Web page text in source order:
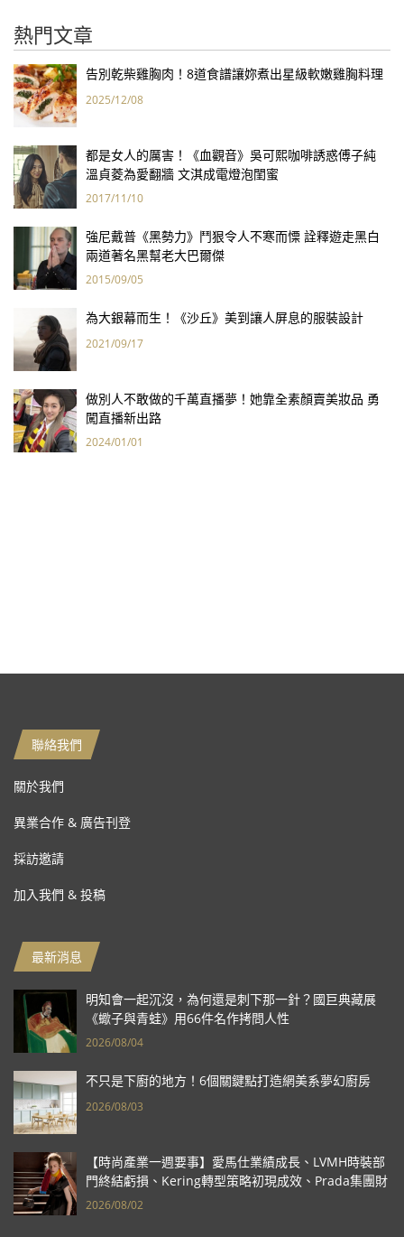
熱門文章
告別乾柴雞胸肉！8道食譜讓妳煮出星級軟嫩雞胸料理
2025/12/08
都是女人的厲害！《血觀音》吳可熙咖啡誘惑傅子純
溫貞菱為愛翻牆 文淇成電燈泡閨蜜
2017/11/10
強尼戴普《黑勢力》鬥狠令人不寒而慄 詮釋遊走黑白
兩道著名黑幫老大巴爾傑
2015/09/05
為大銀幕而生！《沙丘》美到讓人屏息的服裝設計
2021/09/17
做別人不敢做的千萬直播夢！她靠全素顏賣美妝品 勇
闖直播新出路
2024/01/01
聯絡我們
關於我們
異業合作 & 廣告刊登
採訪邀請
加入我們 & 投稿
最新消息
明知會一起沉沒，為何還是刺下那一針？國巨典藏展
《蠍子與青蛙》用66件名作拷問人性
2026/08/04
不只是下廚的地方！6個關鍵點打造網美系夢幻廚房
2026/08/03
【時尚產業一週要事】愛馬仕業績成長、LVMH時裝部
門終結虧損、Kering轉型策略初現成效、Prada集團財
報亮眼
2026/08/02